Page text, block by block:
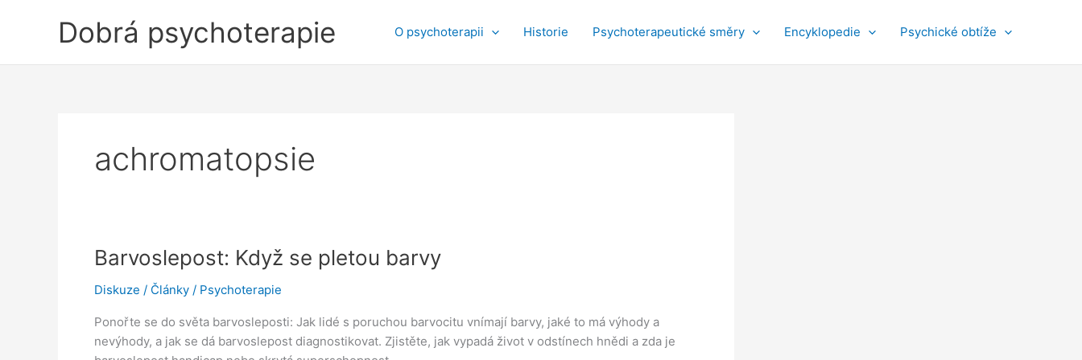
Dobrá psychoterapie O psychoterapii Historie Psychoterapeutické směry Encyklopedie Psychické obtíže
achromatopsie
Barvoslepost: Když se pletou barvy
Diskuze / Články / Psychoterapie
Ponořte se do světa barvosleposti: Jak lidé s poruchou barvocitu vnímají barvy, jaké to má výhody a
nevýhody, a jak se dá barvoslepost diagnostikovat. Zjistěte, jak vypadá život v odstínech hnědi a zda je